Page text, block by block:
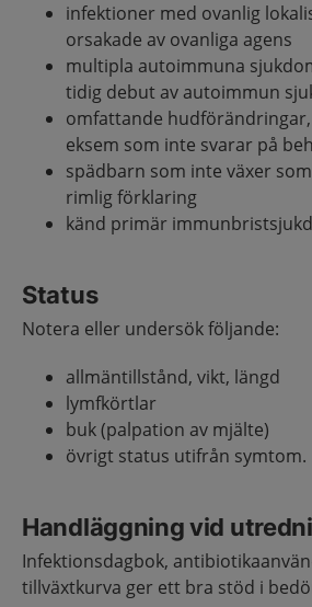
infektioner med ovanlig
orsakade av ovanliga agens
multipla autoimmuna
tidig debut av autoimmun
omfattande
eksem som inte svarar på
spädbarn som inte växer
rimlig förklaring
känd primär
Status
Notera eller undersök följande:
allmäntillstånd, vikt, längd
lymfkörtlar
buk (palpation av mjälte)
övrigt status utifrån symtom.
Handläggning vid
Infektionsdagbok,
tillväxtkurva ger ett bra stöd i